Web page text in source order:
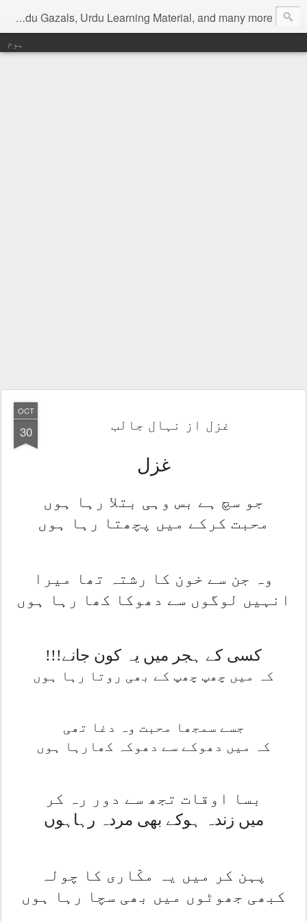
Digital Urdu Magazine to represent Urdu Literature, Urdu News, Health related materials, various function news of Urdu, Beauty tips, Kitchen tips, Urdu Poetry, Urdu Gazals, Urdu Learning Material, and many more.
ہوم
OCT
30 غزل از نہال جالب
غزل
جو سچ ہے بس وہی بتلا رہا ہوں
محبت کرکے میں پچھتا رہا ہوں
وہ جن سے خون کا رشتہ تھا میرا
انہیں لوگوں سے دھوکا کھا رہا ہوں
کسی کے ہجر میں یہ کون جانے!!!
کہ میں چھپ چھپ کے بھی روتا رہا ہوں
جسے سمجھا محبت وہ دغا تھی
کہ میں دھوکے سے دھوکہ کھارہا ہوں
بسا اوقات تجھ سے دور رہ کر
میں زندہ ہوکے بھی مردہ رہاہوں
پہن کر میں یہ مکّاری کا چولہ
کبھی جھوٹوں میں بھی سچا رہا ہوں